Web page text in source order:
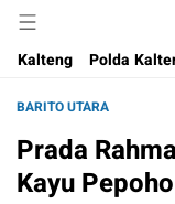
Kalteng
Polda
BARITO UTARA
Prada
Kayu